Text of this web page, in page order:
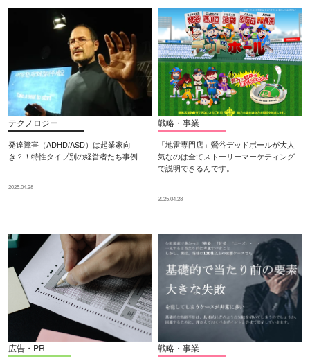
テクノロジー
発達障害（ADHD/ASD）は起業家向
き？！特性タイプ別の経営者たち事例
2025.04.28
戦略・事業
「地雷専門店」鶯谷デッドボールが大人
気なのは全てストーリーマーケティング
で説明できるんです。
2025.04.28
広告・PR 戦略・事業